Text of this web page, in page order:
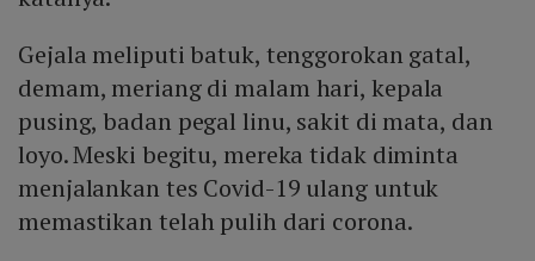
Gejala meliputi batuk, tenggorokan gatal,
demam, meriang di malam hari, kepala
pusing, badan pegal linu, sakit di mata, dan
loyo. Meski begitu, mereka tidak diminta
menjalankan tes Covid-19 ulang untuk
memastikan telah pulih dari corona.